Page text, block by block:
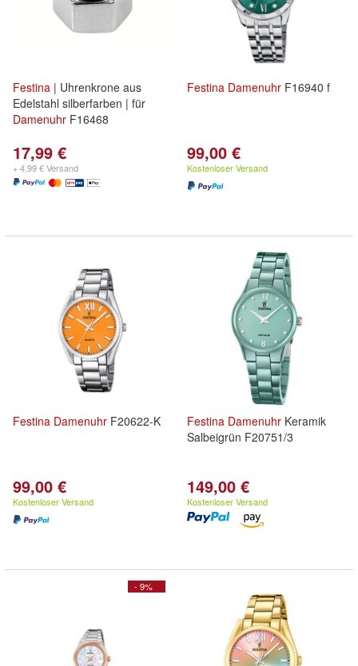
Festina | Uhrenkrone aus
Edelstahl silberfarben | für
Damenuhr F16468
17,99 €
+ 4,99 € Versand
Festina Damenuhr F16940 f
99,00 €
Kostenloser Versand
Festina Damenuhr F20622-K
99,00 €
Kostenloser Versand
Festina Damenuhr Keramik
Salbeigrün F20751/3
149,00 €
Kostenloser Versand
- 9%